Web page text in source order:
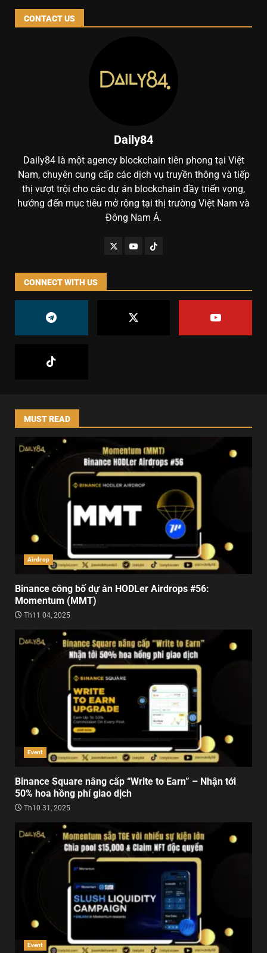
CONTACT US
Daily84
Daily84 là một agency blockchain tiên phong tại Việt
Nam, chuyên cung cấp các dịch vụ truyền thông và tiếp
thị vượt trội cho các dự án blockchain đầy triển vọng,
hướng đến mục tiêu mở rộng tại thị trường Việt Nam và
Đông Nam Á.
CONNECT WITH US
MUST READ
Airdrop
Binance công bố dự án HODLer Airdrops #56:
Momentum (MMT)
Th11 04, 2025
Event
Binance Square nâng cấp “Write to Earn” – Nhận tới
50% hoa hồng phí giao dịch
Th10 31, 2025
Event